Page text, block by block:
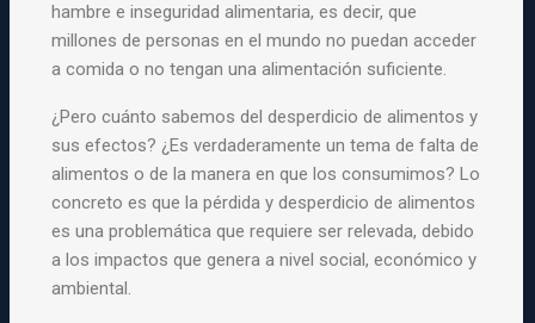
hambre e inseguridad alimentaria, es decir, que
millones de personas en el mundo no puedan acceder
a comida o no tengan una alimentación suficiente.
¿Pero cuánto sabemos del desperdicio de alimentos y
sus efectos? ¿Es verdaderamente un tema de falta de
alimentos o de la manera en que los consumimos? Lo
concreto es que la pérdida y desperdicio de alimentos
es una problemática que requiere ser relevada, debido
a los impactos que genera a nivel social, económico y
ambiental.